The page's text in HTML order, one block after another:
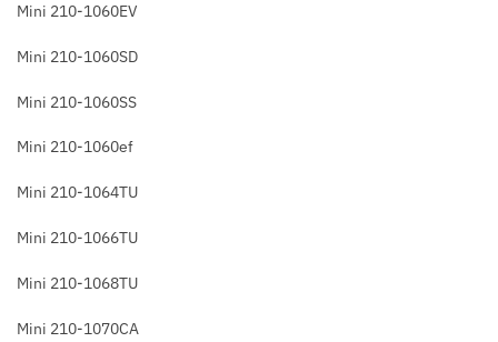
Mini 210-1060EV
Mini 210-1060SD
Mini 210-1060SS
Mini 210-1060ef
Mini 210-1064TU
Mini 210-1066TU
Mini 210-1068TU
Mini 210-1070CA